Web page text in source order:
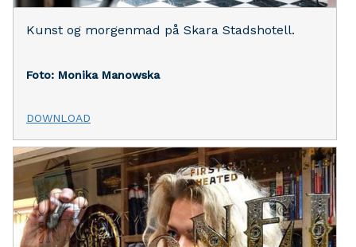
Kunst og morgenmad på Skara Stadshotell.
Foto: Monika Manowska
DOWNLOAD